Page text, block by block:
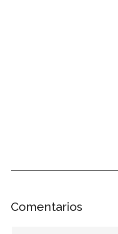
Interacciones
Comentarios